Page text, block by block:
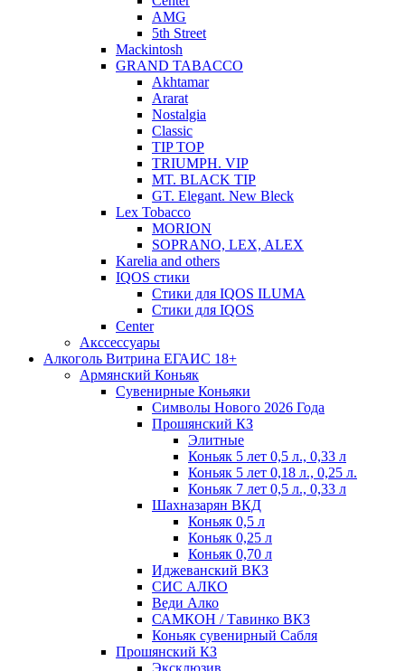
AMG
5th Street
Mackintosh
GRAND TABACCO
Akhtamar
Ararat
Nostalgia
Classic
TIP TOP
TRIUMPH. VIP
MT. BLACK TIP
GT. Elegant. New Bleck
Lex Tobacco
MORION
SOPRANO, LEX, ALEX
Karelia and others
IQOS стики
Стики для IQOS ILUMA
Стики для IQOS
Сenter
Акссессуары
Алкоголь Витрина ЕГАИС 18+
Армянский Коньяк
Сувенирные Коньяки
Символы Нового 2026 Года
Прошянский КЗ
Элитные
Коньяк 5 лет 0,5 л., 0,33 л
Коньяк 5 лет 0,18 л., 0,25 л.
Коньяк 7 лет 0,5 л., 0,33 л
Шахназарян ВКД
Коньяк 0,5 л
Коньяк 0,25 л
Коньяк 0,70 л
Иджеванский ВКЗ
СИС АЛКО
Веди Алко
САМКОН / Тавинко ВКЗ
Коньяк сувенирный Сабля
Прошянский КЗ
Эксклюзив